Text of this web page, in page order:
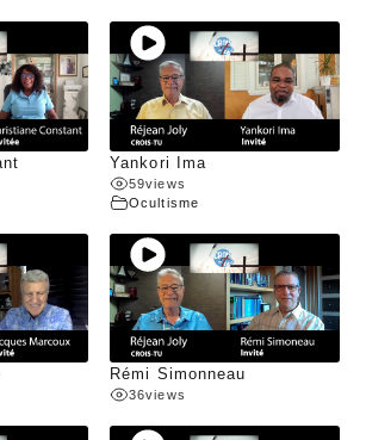
Yankori Ima
59views
Ocultisme
Rémi Simonneau
36views